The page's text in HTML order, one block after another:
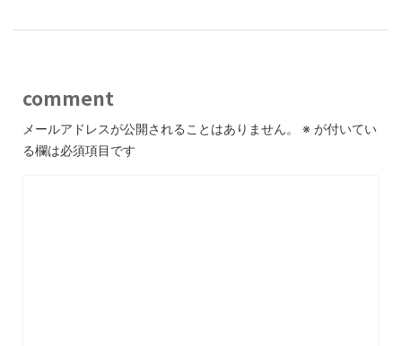
comment
メールアドレスが公開されることはありません。 ※ が付いてい
る欄は必須項目です